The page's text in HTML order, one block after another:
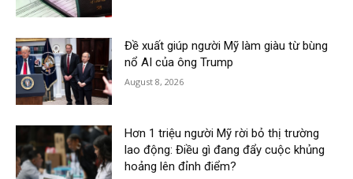
Đề xuất giúp người Mỹ làm giàu từ bùng
nổ AI của ông Trump
August 8, 2026
Hơn 1 triệu người Mỹ rời bỏ thị trường
lao động: Điều gì đang đẩy cuộc khủng
hoảng lên đỉnh điểm?